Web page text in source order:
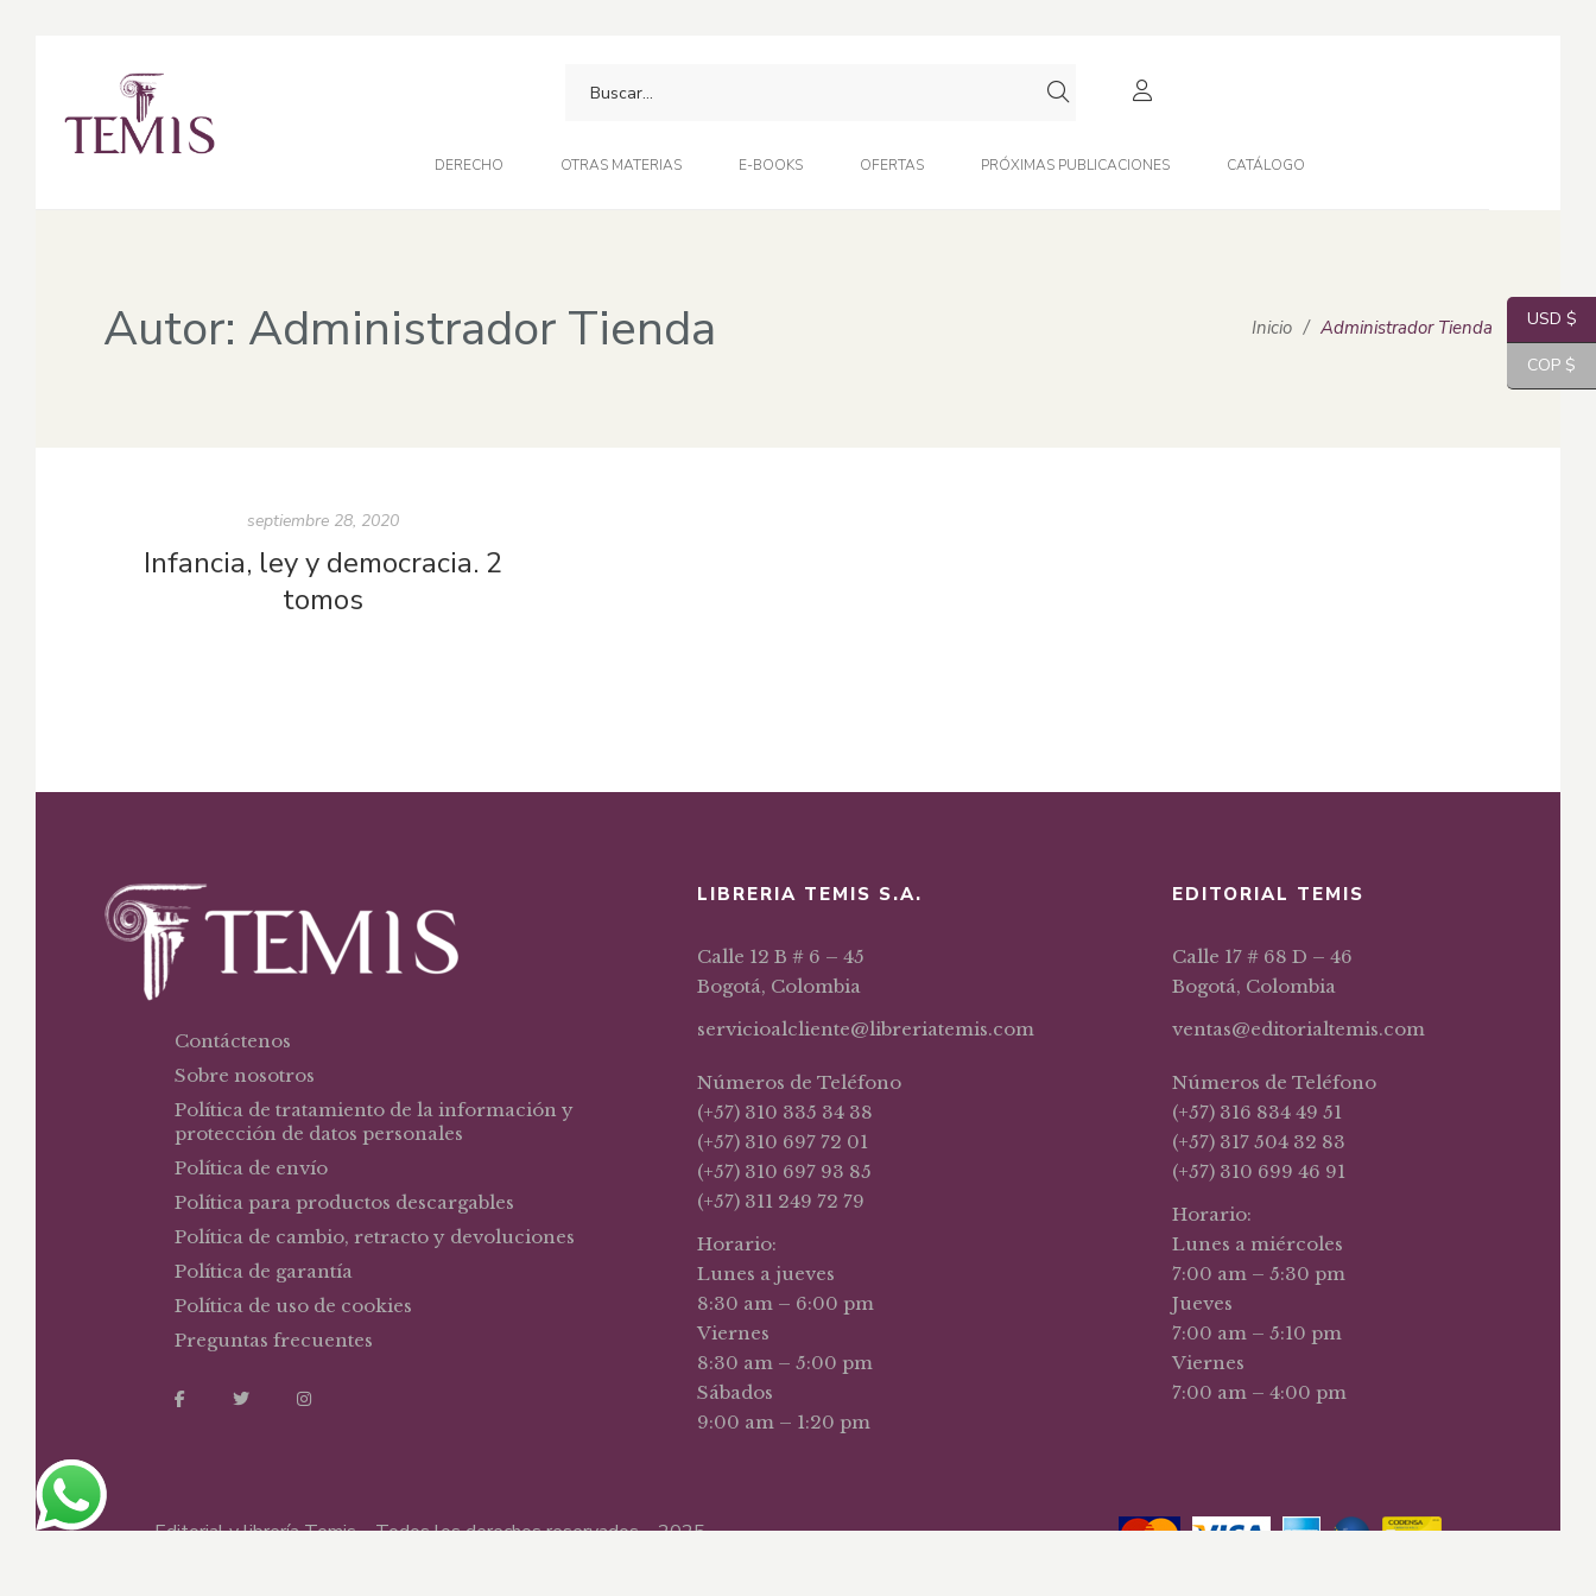
DERECHO OTRAS MATERIAS E-BOOKS OFERTAS PRÓXIMAS PUBLICACIONES CATÁLOGO
Autor: Administrador Tienda Inicio / Administrador Tienda
septiembre 28, 2020
Infancia, ley y democracia. 2
tomos
Contáctenos
Sobre nosotros
Política de tratamiento de la información y
protección de datos personales
Política de envío
Política para productos descargables
Política de cambio, retracto y devoluciones
Política de garantía
Política de uso de cookies
Preguntas frecuentes
LIBRERIA TEMIS S.A.
Calle 12 B # 6 – 45
Bogotá, Colombia
servicioalcliente@libreriatemis.com
Números de Teléfono
(+57) 310 335 34 38
(+57) 310 697 72 01
(+57) 310 697 93 85
(+57) 311 249 72 79
Horario:
Lunes a jueves
8:30 am – 6:00 pm
Viernes
8:30 am – 5:00 pm
Sábados
9:00 am – 1:20 pm
EDITORIAL TEMIS
Calle 17 # 68 D – 46
Bogotá, Colombia
ventas@editorialtemis.com
Números de Teléfono
(+57) 316 834 49 51
(+57) 317 504 32 83
(+57) 310 699 46 91
Horario:
Lunes a miércoles
7:00 am – 5:30 pm
Jueves
7:00 am – 5:10 pm
Viernes
7:00 am – 4:00 pm
Editorial y librería Temis – Todos los derechos reservados – 2025
USD $
COP $